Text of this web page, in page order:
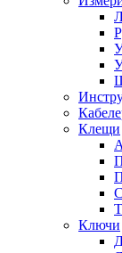
Клещи
Ключи